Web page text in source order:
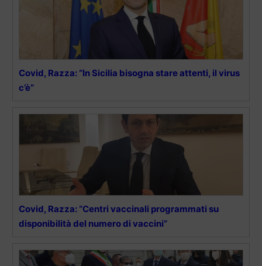
Covid, Razza: “In Sicilia bisogna stare attenti, il virus
c’è”
Covid, Razza: “Centri vaccinali programmati su
disponibilità del numero di vaccini”